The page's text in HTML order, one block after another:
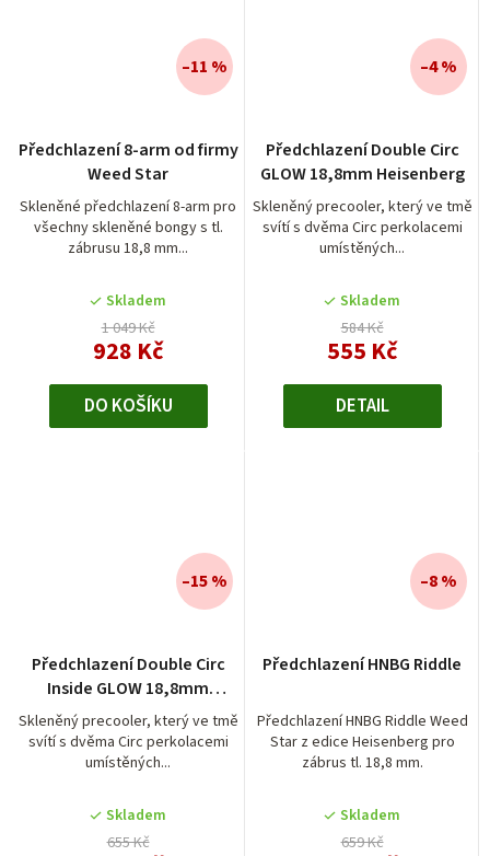
Předchlazení 8-arm od firmy
Weed Star
Skleněné předchlazení 8-arm pro
všechny skleněné bongy s tl.
zábrusu 18,8 mm...
Skladem
1 049 Kč
928 Kč
–11 %
DO KOŠÍKU
Předchlazení Double Circ
GLOW 18,8mm Heisenberg
Skleněný precooler, který ve tmě
svítí s dvěma Circ perkolacemi
umístěných...
Skladem
584 Kč
555 Kč
–4 %
DETAIL
Předchlazení Double Circ
Inside GLOW 18,8mm
Heisenberg
Skleněný precooler, který ve tmě
svítí s dvěma Circ perkolacemi
umístěných...
Skladem
655 Kč
–15 %
Předchlazení HNBG Riddle
Předchlazení HNBG Riddle Weed
Star z edice Heisenberg pro
zábrus tl. 18,8 mm.
Skladem
659 Kč
–8 %